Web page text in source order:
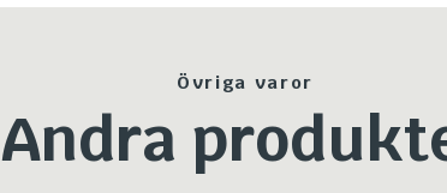
Övriga varor
Andra